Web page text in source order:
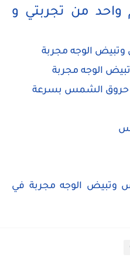
من تجربتي و
الوجه مجربة
الوجه مجربة
حروق الشمس بسرعة
الوجه مجربة في